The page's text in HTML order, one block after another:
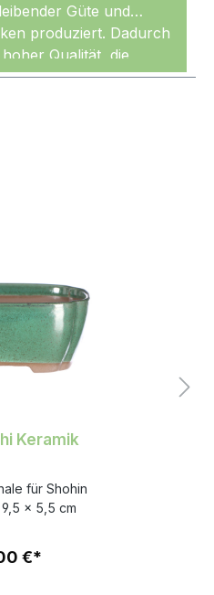
Güte und
produziert. Dadurch
Qualität, die
sehr sauber glasiert
Keramik
für Shohin
9,5 x 5,5 cm
€*